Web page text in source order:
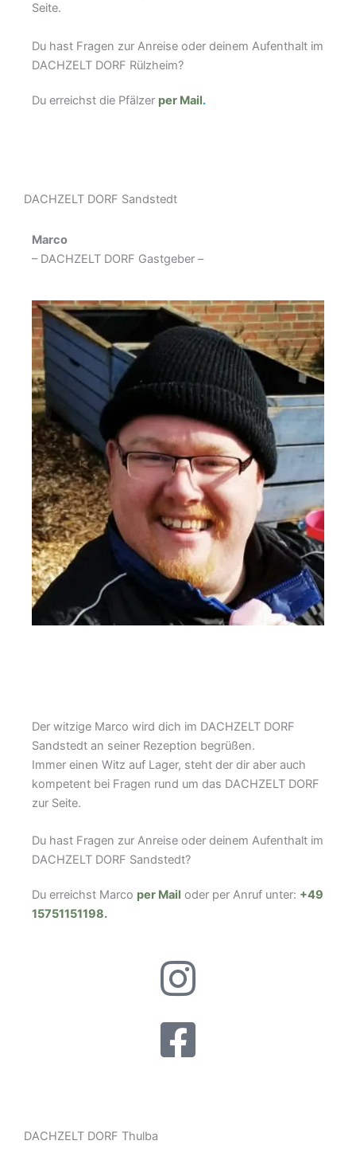
Seite.
Du hast Fragen zur Anreise oder deinem Aufenthalt im
DACHZELT DORF Rülzheim?
Du erreichst die Pfälzer per Mail.
DACHZELT DORF Sandstedt
Marco
– DACHZELT DORF Gastgeber –
Der witzige Marco wird dich im DACHZELT DORF
Sandstedt an seiner Rezeption begrüßen.
Immer einen Witz auf Lager, steht der dir aber auch
kompetent bei Fragen rund um das DACHZELT DORF
zur Seite.
Du hast Fragen zur Anreise oder deinem Aufenthalt im
DACHZELT DORF Sandstedt?
Du erreichst Marco per Mail oder per Anruf unter: +49
15751151198.
DACHZELT DORF Thulba